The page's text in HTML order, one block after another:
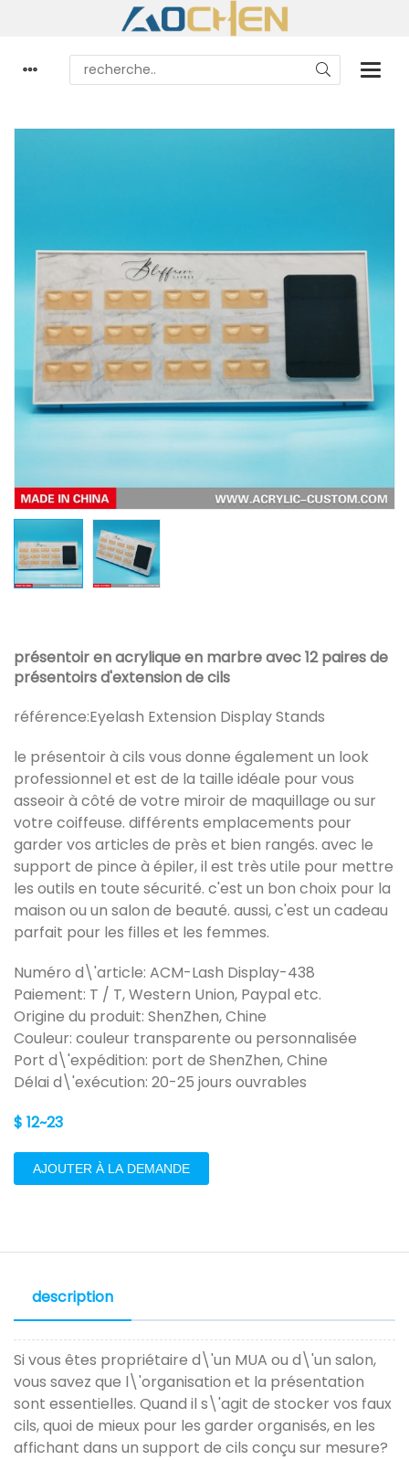
présentoir en acrylique en marbre avec 12 paires de
présentoirs d'extension de cils
référence:Eyelash Extension Display Stands
le présentoir à cils vous donne également un look
professionnel et est de la taille idéale pour vous
asseoir à côté de votre miroir de maquillage ou sur
votre coiffeuse. différents emplacements pour
garder vos articles de près et bien rangés. avec le
support de pince à épiler, il est très utile pour mettre
les outils en toute sécurité. c'est un bon choix pour la
maison ou un salon de beauté. aussi, c'est un cadeau
parfait pour les filles et les femmes.
Numéro d\'article: ACM-Lash Display-438
Paiement: T / T, Western Union, Paypal etc.
Origine du produit: ShenZhen, Chine
Couleur: couleur transparente ou personnalisée
Port d\'expédition: port de ShenZhen, Chine
Délai d\'exécution: 20-25 jours ouvrables
$ 12~23
AJOUTER À LA DEMANDE
description
Si vous êtes propriétaire d\'un MUA ou d\'un salon,
vous savez que l\'organisation et la présentation
sont essentielles. Quand il s\'agit de stocker vos faux
cils, quoi de mieux pour les garder organisés, en les
affichant dans un support de cils conçu sur mesure?